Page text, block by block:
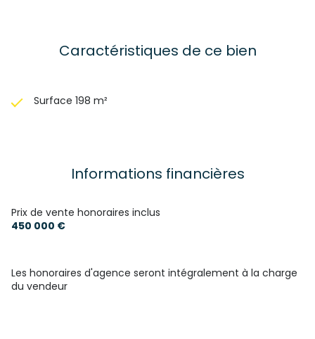
Caractéristiques de ce bien
Surface 198 m²
Informations financières
Prix de vente honoraires inclus
450 000 €
Les honoraires d'agence seront intégralement à la charge
du vendeur